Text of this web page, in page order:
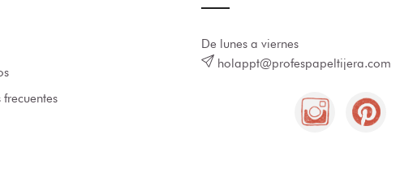
frecuentes
De lunes a viernes
holappt@profespapeltijera.com